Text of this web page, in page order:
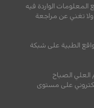
الواردة فيه
تغني عن مراجعة
الطبية على شبكة
الصباح
على مستوى